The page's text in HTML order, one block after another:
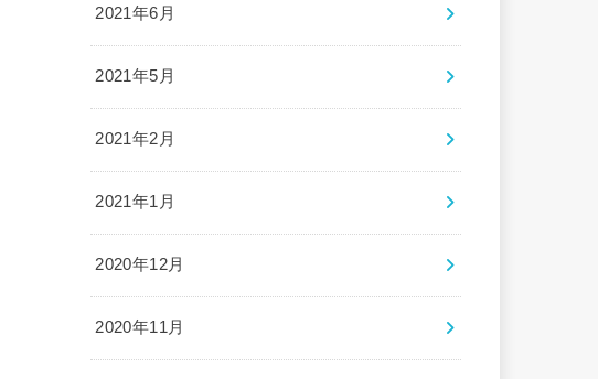
2021年6月
2021年5月
2021年2月
2021年1月
2020年12月
2020年11月